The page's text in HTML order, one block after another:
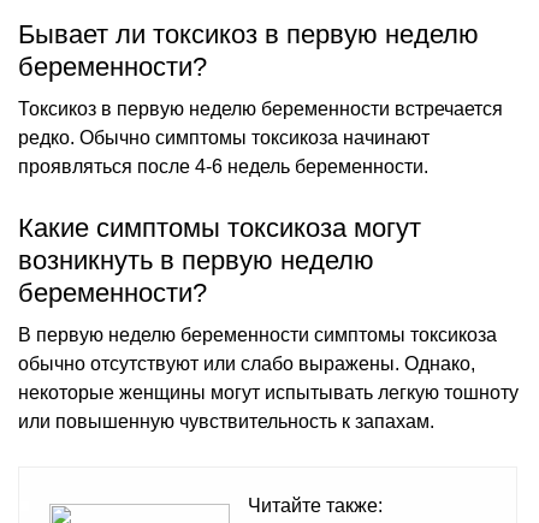
Бывает ли токсикоз в первую неделю
беременности?
Токсикоз в первую неделю беременности встречается
редко. Обычно симптомы токсикоза начинают
проявляться после 4-6 недель беременности.
Какие симптомы токсикоза могут
возникнуть в первую неделю
беременности?
В первую неделю беременности симптомы токсикоза
обычно отсутствуют или слабо выражены. Однако,
некоторые женщины могут испытывать легкую тошноту
или повышенную чувствительность к запахам.
Читайте также: